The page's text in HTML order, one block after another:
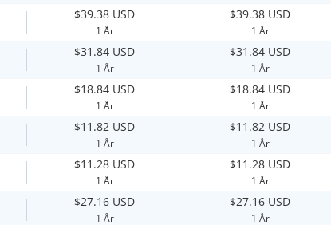
$39.38 USD
1 År
$39.38 USD
1 År
$31.84 USD
1 År
$31.84 USD
1 År
$18.84 USD
1 År
$18.84 USD
1 År
$11.82 USD
1 År
$11.82 USD
1 År
$11.28 USD
1 År
$11.28 USD
1 År
$27.16 USD
1 År
$27.16 USD
1 År